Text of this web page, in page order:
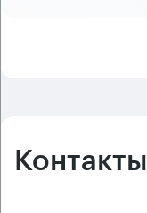
Контакты